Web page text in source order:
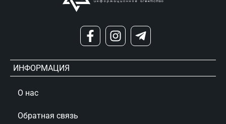
ИНФОРМАЦИЯ
О нас
Обратная связь